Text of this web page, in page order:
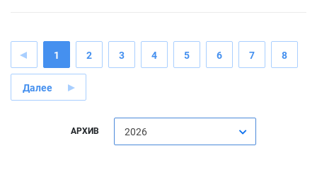
1 2 3 4 5 6 7 8
Далее
АРХИВ 2026